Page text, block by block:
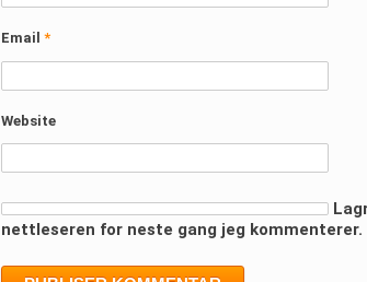
Email *
Website
nettleseren for neste gang jeg kommenterer.